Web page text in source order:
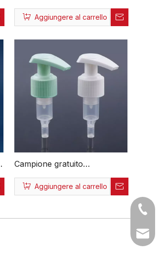
28mm Erogatore di liquidi per
imballaggio cosmetico
plastica
Aggiungere al carrello
Campione gratuito
Produzione logo
personalizzato Nessun
Pompa per lozione da 24 mm
Aggiungere al carrello
+86-